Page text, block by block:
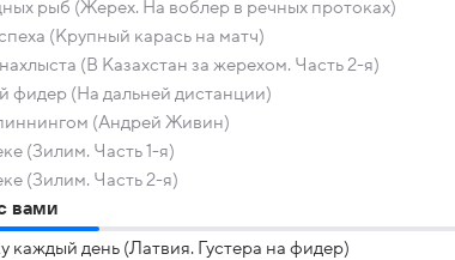
рыб (Жерех. На воблер в речных протоках)
(Крупный карась на матч)
(В Казахстан за жерехом. Часть 2-я)
фидер (На дальней дистанции)
(Андрей Живин)
(Зилим. Часть 1-я)
(Зилим. Часть 2-я)
вами
каждый день (Латвия. Густера на фидер)